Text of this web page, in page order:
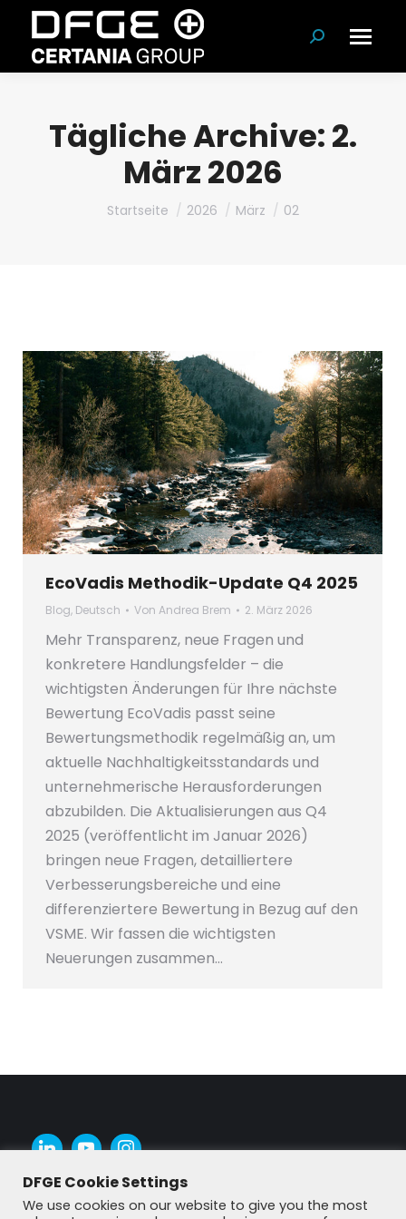
Suchen:
Tägliche Archive:2.
März 2026
Du bist hier:
Startseite 2026 März 02
EcoVadis Methodik-Update Q4 2025
Blog, Deutsch Von Andrea Brem 2. März 2026
Mehr Transparenz, neue Fragen und
konkretere Handlungsfelder – die
wichtigsten Änderungen für Ihre nächste
Bewertung EcoVadis passt seine
Bewertungsmethodik regelmäßig an, um
aktuelle Nachhaltigkeitsstandards und
unternehmerische Herausforderungen
abzubilden. Die Aktualisierungen aus Q4
2025 (veröffentlicht im Januar 2026)
bringen neue Fragen, detailliertere
Verbesserungsbereiche und eine
differenziertere Bewertung in Bezug auf den
VSME. Wir fassen die wichtigsten
Neuerungen zusammen…
DFGE Cookie Settings
We use cookies on our website to give you the most